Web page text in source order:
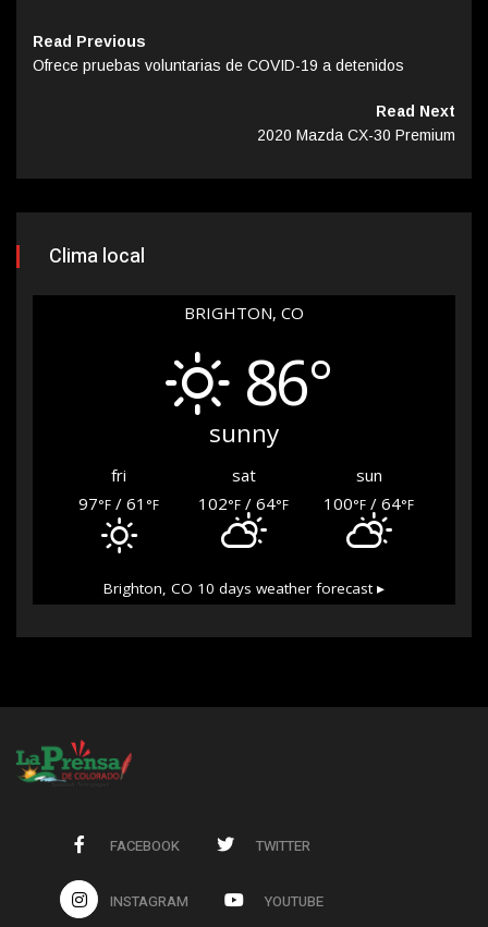
Read Previous
Ofrece pruebas voluntarias de COVID-19 a detenidos
Read Next
2020 Mazda CX-30 Premium
Clima local
BRIGHTON, CO
86°
sunny
fri sat
sun
97°F / 61 °F 102°F / 64°F 100°F / 64°F
Brighton, CO 10 days weather forecast ▸
FACEBOOK TWITTER
INSTAGRAM YOUTUBE